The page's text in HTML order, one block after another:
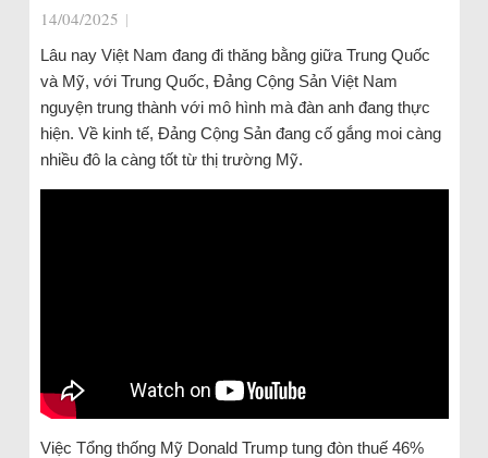
14/04/2025 |
Lâu nay Việt Nam đang đi thăng bằng giữa Trung Quốc
và Mỹ, với Trung Quốc, Đảng Cộng Sản Việt Nam
nguyện trung thành với mô hình mà đàn anh đang thực
hiện. Về kinh tế, Đảng Cộng Sản đang cố gắng moi càng
nhiều đô la càng tốt từ thị trường Mỹ.
Việc Tổng thống Mỹ Donald Trump tung đòn thuế 46%